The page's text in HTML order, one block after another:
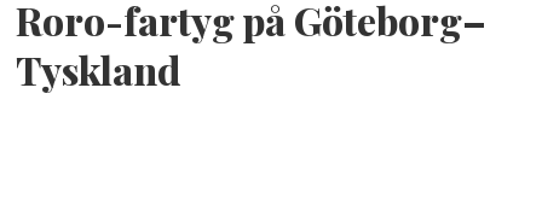
Roro-fartyg på Göteborg–
Tyskland